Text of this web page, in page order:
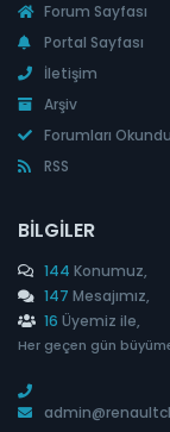
Forum Sayfası
Portal Sayfası
İletişim
Arşiv
Forumları
RSS
BILGILER
144 Konumuz,
147 Mesajımız,
16 Üyemiz ile,
Her geçen gün